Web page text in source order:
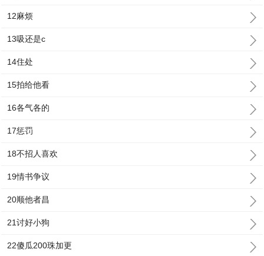
12麻烦
13吸还是c
14住处
15拍给他看
16各气各的
17惩罚
18不招人喜欢
19情书争议
20顺他者昌
21讨好小狗
22傻瓜200珠加更